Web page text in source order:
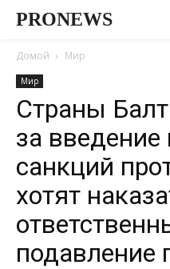
PRONEWS
Домой Мир
Мир
Страны
за
санкций
хотят
подавление